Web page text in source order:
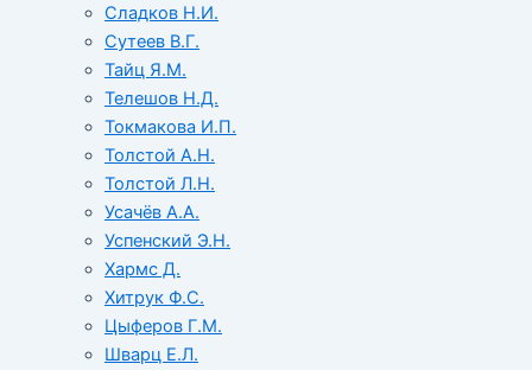
Сладков Н.И.
Сутеев В.Г.
Тайц Я.М.
Телешов Н.Д.
Токмакова И.П.
Толстой А.Н.
Толстой Л.Н.
Усачёв А.А.
Успенский Э.Н.
Хармс Д.
Хитрук Ф.С.
Цыферов Г.М.
Шварц Е.Л.